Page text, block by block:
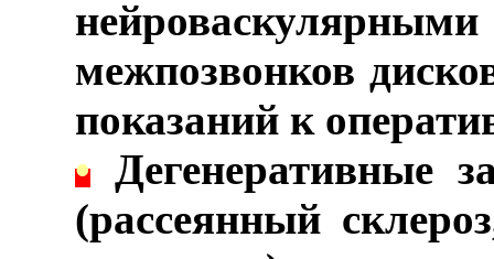
межпозвонков
показаний к
• Дегенеративные
(рассеянный